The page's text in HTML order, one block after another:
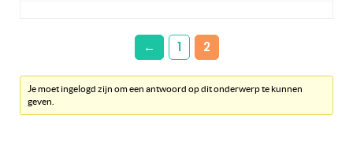
← 1 2
Je moet ingelogd zijn om een antwoord op dit onderwerp te kunnen
geven.